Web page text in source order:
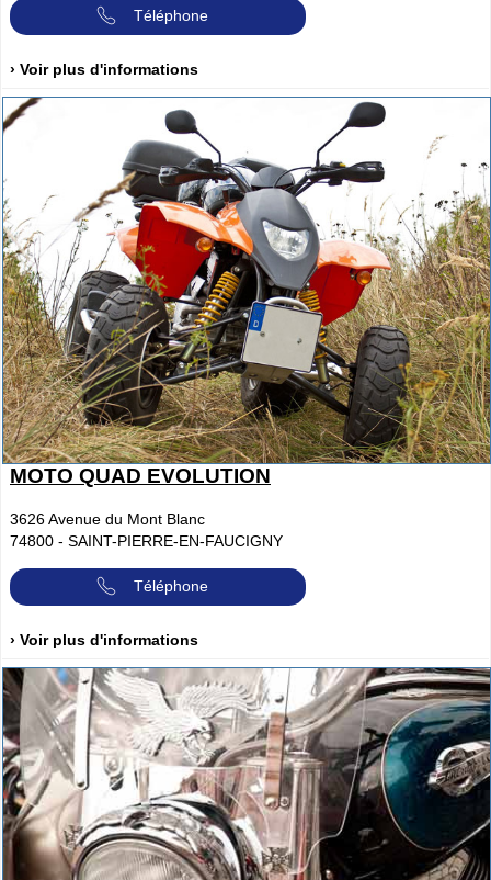
Téléphone
› Voir plus d'informations
MOTO QUAD EVOLUTION
3626 Avenue du Mont Blanc
74800 - SAINT-PIERRE-EN-FAUCIGNY
Téléphone
› Voir plus d'informations